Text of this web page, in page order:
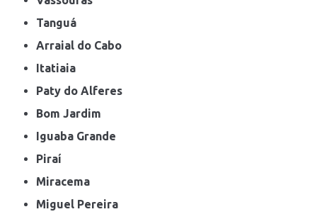
Tanguá
Arraial do Cabo
Itatiaia
Paty do Alferes
Bom Jardim
Iguaba Grande
Piraí
Miracema
Miguel Pereira